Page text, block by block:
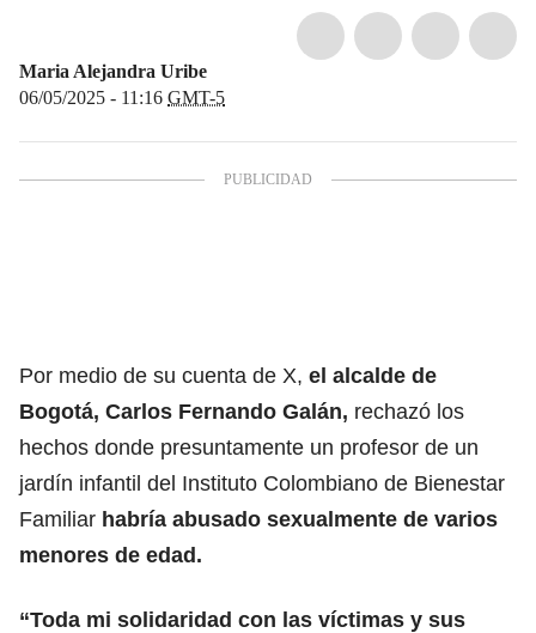
Maria Alejandra Uribe
06/05/2025 - 11:16 GMT-5
Por medio de su cuenta de X, el alcalde de
Bogotá, Carlos Fernando Galán, rechazó los
hechos donde presuntamente un profesor de un
jardín infantil del Instituto Colombiano de Bienestar
Familiar habría abusado sexualmente de varios
menores de edad.
“Toda mi solidaridad con las víctimas y sus